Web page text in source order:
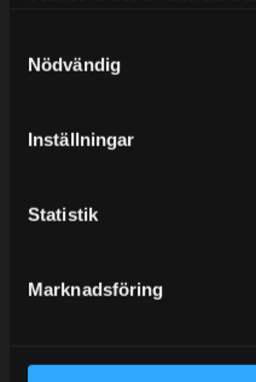
Nödvändig
Inställningar
Statistik
Marknadsföring
KUNDTJÄNST